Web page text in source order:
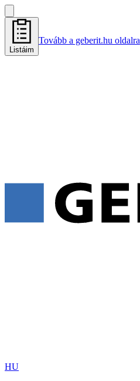
Listáim
Tovább a geberit.hu oldalra
HU